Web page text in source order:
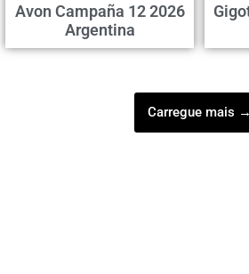
Avon Campaña 12 2026
Argentina
Carregue mais →